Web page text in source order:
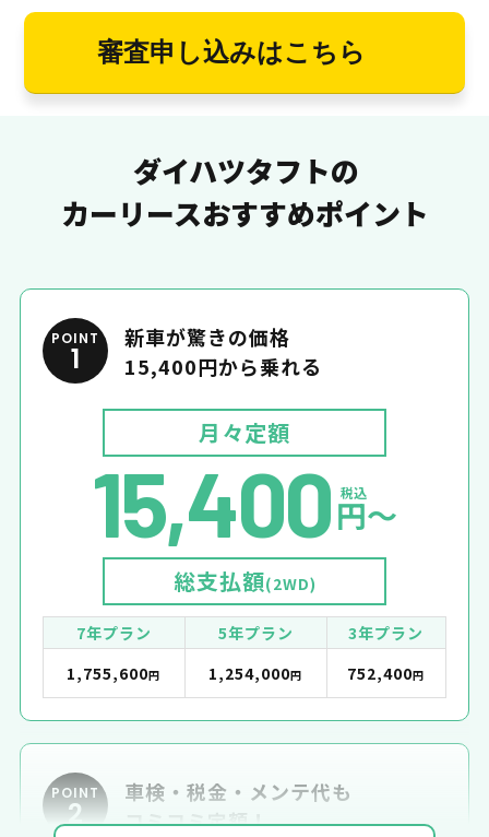
審査申し込みはこちら
ダイハツタフトの
カーリースおすすめポイント
POINT
1
新車が驚きの価格
15,400円から乗れる
月々定額
15,400 税込
円〜
総支払額(2WD)
7年プラン 5年プラン
3年プラン
1,755,600円 1,254,000円 752,400円
POINT
2
車検・税金・メンテ代も
コミコミ定額！